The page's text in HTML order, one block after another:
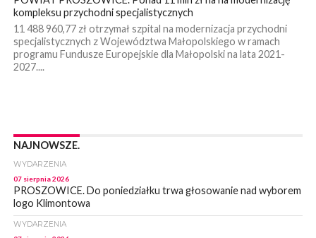
kompleksu przychodni specjalistycznych
11 488 960,77 zł otrzymał szpital na modernizacja przychodni
specjalistycznych z Województwa Małopolskiego w ramach
programu Fundusze Europejskie dla Małopolski na lata 2021-
2027....
NAJNOWSZE.
WYDARZENIA
07 sierpnia 2026
PROSZOWICE. Do poniedziałku trwa głosowanie nad wyborem
logo Klimontowa
WYDARZENIA